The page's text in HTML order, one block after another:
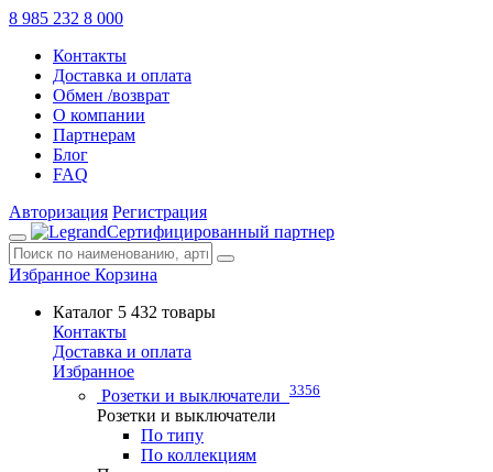
8 985 232 8 000
Контакты
Доставка и оплата
Обмен /возврат
О компании
Партнерам
Блог
FAQ
Авторизация Регистрация
Сертифицированный партнер
Избранное Корзина
Каталог 5 432 товары
Контакты
Доставка и оплата
Избранное
Розетки и выключатели 3356
Розетки и выключатели
По типу
По коллекциям